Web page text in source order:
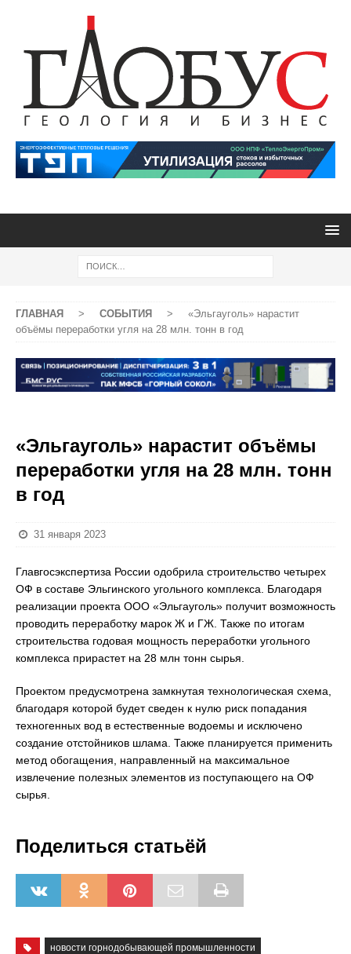
ГЛАВНАЯ > СОБЫТИЯ >
«Эльгауголь» нарастит
объёмы переработки угля на 28 млн. тонн в год
«Эльгауголь» нарастит объёмы
переработки угля на 28 млн. тонн
в год
31 января 2023
Главгосэкспертиза России одобрила строительство четырех
ОФ в составе Эльгинского угольного комплекса. Благодаря
реализации проекта ООО «Эльгауголь» получит возможность
проводить переработку марок Ж и ГЖ. Также по итогам
строительства годовая мощность переработки угольного
комплекса прирастет на 28 млн тонн сырья.
Проектом предусмотрена замкнутая технологическая схема,
благодаря которой будет сведен к нулю риск попадания
техногенных вод в естественные водоемы и исключено
создание отстойников шлама. Также планируется применить
метод обогащения, направленный на максимальное
извлечение полезных элементов из поступающего на ОФ
сырья.
Поделиться статьёй
новости горнодобывающей промышленности